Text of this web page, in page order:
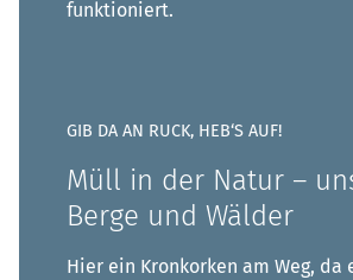
funktioniert.
GIB DA AN RUCK, HEB‘S AUF!
Müll in der Natur –
Berge und Wälder
Hier ein Kronkorken am Weg, da